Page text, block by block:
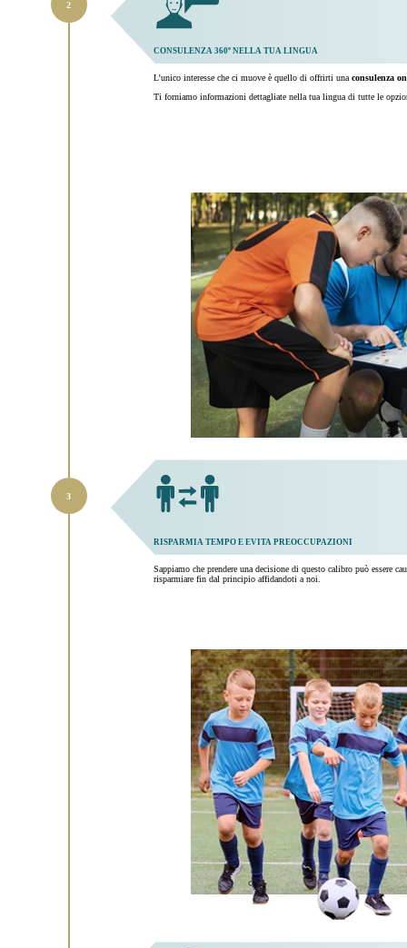
CONSULENZA 360º NELLA TUA LINGUA
L’unico interesse che ci muove è quello di offrirti unaconsulenza
Ti forniamo informazioni dettagliate nella tua lingua di tutte le
RISPARMIA TEMPO E EVITA PREOCCUPAZIONI
Sappiamo che prendere una decisione di questo calibro può essere
risparmiare fin dal principio affidandoti a noi.